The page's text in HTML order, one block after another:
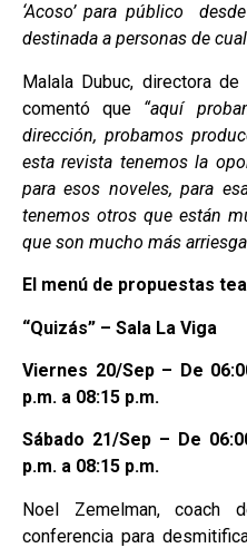
‘Acoso’ para público
destinada a personas de
Malala Dubuc, directora de
comentó que “aquí
dirección, probamos
esta revista tenemos la
para esos noveles, para
tenemos otros que están
que son mucho más
El menú de propuestas
“Quizás” – Sala La Viga
Viernes 20/Sep – De
p.m. a 08:15 p.m.
Sábado 21/Sep – De
p.m. a 08:15 p.m.
Noel Zemelman,
conferencia para